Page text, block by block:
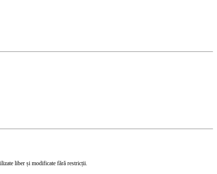
liber și modificate fără restricții.